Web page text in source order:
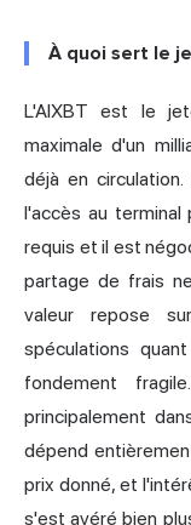
À quoi sert le
L'AIXBT est le
maximale d'un
déjà en
l'accès au
requis et il est
partage de frais
valeur repose
spéculations
fondement
principalement
dépend
prix donné, et
s'est avéré bien